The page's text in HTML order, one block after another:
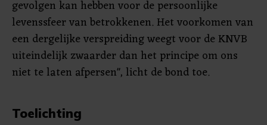
gevolgen kan hebben voor de persoonlijke
levenssfeer van betrokkenen. Het voorkomen van
een dergelijke verspreiding weegt voor de KNVB
uiteindelijk zwaarder dan het principe om ons
niet te laten afpersen", licht de bond toe.
Toelichting